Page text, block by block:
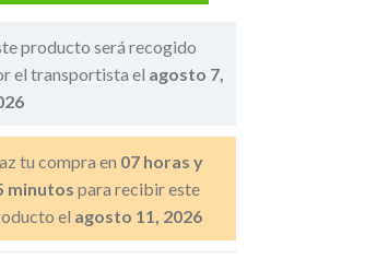
producto será recogido
el transportista el agosto 7,
tu compra en 07 horas y
minutos para recibir este
el agosto 11, 2026